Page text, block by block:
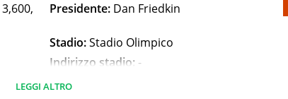
Presidente: Dan Friedkin
Stadio:Stadio Olimpico
Indirizzo stadio: -
Dimensioni terreno di gioco:
LEGGI ALTRO